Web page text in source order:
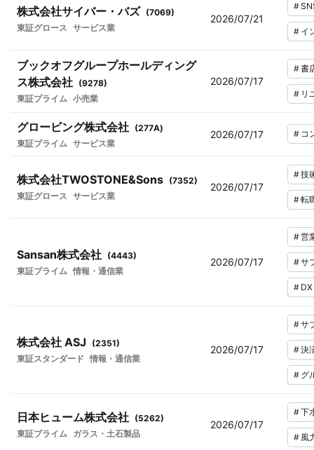
株式会社サイバー・バズ (7069)
東証グロース サービス業
2026/07/21
#
# イ
ブックオフグループホールディング
ス株式会社 (9278)
東証プライム 小売業
2026/07/17
#書
# リ
グロービング株式会社 (277A)
東証プライム サービス業
2026/07/17 # コ
株式会社TWOSTONE&Sons (7352)
東証グロース サービス業
2026/07/17
#技
#転
Sansan株式会社 (4443)
東証プライム 情報・通信業
2026/07/17
#営
#サ
# DX
株式会社 ASJ (2351)
東証スタンダード 情報・通信業
2026/07/17
#サ
#決
# グ
日本ヒューム株式会社 (5262)
東証プライム ガラス・土石製品
2026/07/17
#下
# 風